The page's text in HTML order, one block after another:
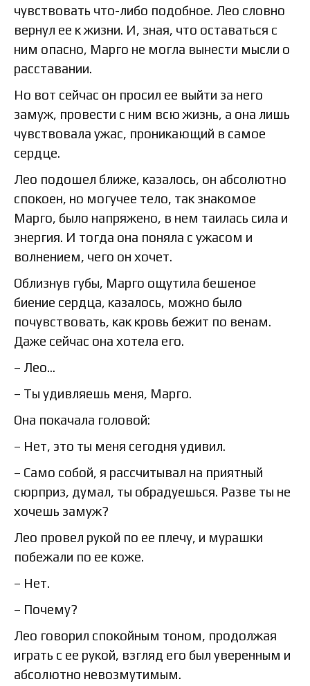
чувствовать что-либо подобное. Лео словно
вернул ее к жизни. И, зная, что оставаться с
ним опасно, Марго не могла вынести мысли о
расставании.
Но вот сейчас он просил ее выйти за него
замуж, провести с ним всю жизнь, а она лишь
чувствовала ужас, проникающий в самое
сердце.
Лео подошел ближе, казалось, он абсолютно
спокоен, но могучее тело, так знакомое
Марго, было напряжено, в нем таилась сила и
энергия. И тогда она поняла с ужасом и
волнением, чего он хочет.
Облизнув губы, Марго ощутила бешеное
биение сердца, казалось, можно было
почувствовать, как кровь бежит по венам.
Даже сейчас она хотела его.
– Лео…
– Ты удивляешь меня, Марго.
Она покачала головой:
– Нет, это ты меня сегодня удивил.
– Само собой, я рассчитывал на приятный
сюрприз, думал, ты обрадуешься. Разве ты не
хочешь замуж?
Лео провел рукой по ее плечу, и мурашки
побежали по ее коже.
– Нет.
– Почему?
Лео говорил спокойным тоном, продолжая
играть с ее рукой, взгляд его был уверенным и
абсолютно невозмутимым.